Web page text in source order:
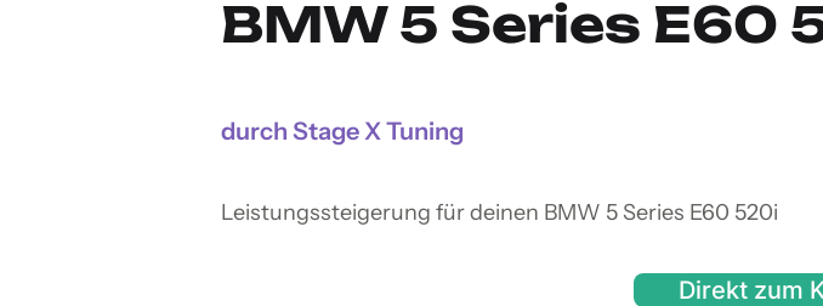
BMW 5 Series E60
durch Stage X Tuning
Leistungssteigerung für deinen BMW 5 Series E60 520i
Direkt zum